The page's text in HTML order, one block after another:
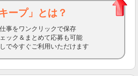
キープ」とは？
事をワンクリックで保存
ック＆まとめて応募も可能
で今すぐご利用いただけます